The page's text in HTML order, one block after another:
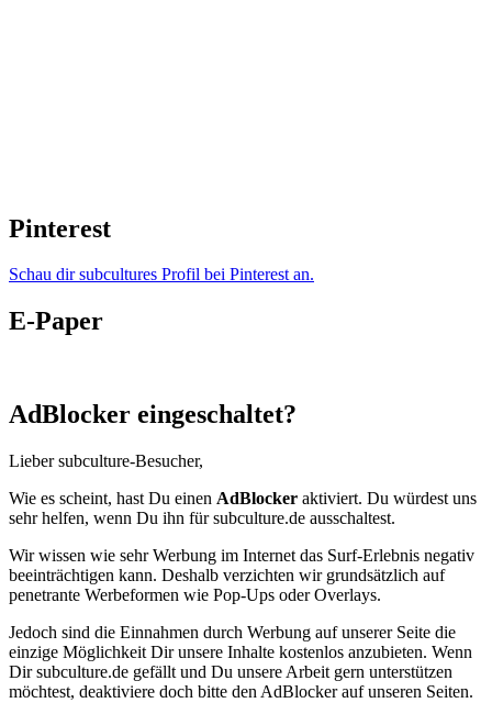
Pinterest
Schau dir subcultures Profil bei Pinterest an.
E-Paper
AdBlocker eingeschaltet?
Lieber subculture-Besucher,
Wie es scheint, hast Du einen AdBlocker aktiviert. Du würdest uns
sehr helfen, wenn Du ihn für subculture.de ausschaltest.
Wir wissen wie sehr Werbung im Internet das Surf-Erlebnis negativ
beeinträchtigen kann. Deshalb verzichten wir grundsätzlich auf
penetrante Werbeformen wie Pop-Ups oder Overlays.
Jedoch sind die Einnahmen durch Werbung auf unserer Seite die
einzige Möglichkeit Dir unsere Inhalte kostenlos anzubieten. Wenn
Dir subculture.de gefällt und Du unsere Arbeit gern unterstützen
möchtest, deaktiviere doch bitte den AdBlocker auf unseren Seiten.